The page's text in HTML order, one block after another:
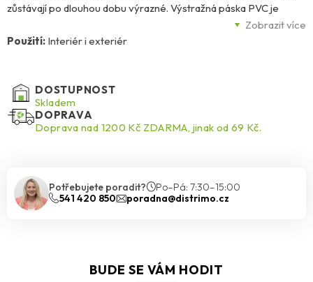
Zobrazit více
zůstávají po dlouhou dobu výrazné. Výstražná páska PVC je
vyrobena z měkčeného PVC s vysokou průtažností, je dobře
ohebná a elastická, což pásce umožňuje kopírovat různé
betonová hrazení, schody, obklady, dlažby apod. Není určena na
hrubé a zrnité povrchy. Použité lepidlo – akrylát na vodní bázi.
Použití: Interiér i exteriér
DOSTUPNOST
Skladem
DOPRAVA
Doprava nad 1200 Kč ZDARMA, jinak od 69 Kč.
Potřebujete poradit?
Po–Pá: 7:30–15:00
541 420 850
poradna@distrimo.cz
BUDE SE VÁM HODIT